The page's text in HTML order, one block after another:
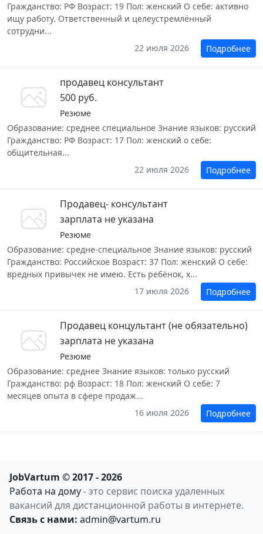
Гражданство: РФ Возраст: 19 Пол: женский О себе: активно
ищу работу. Ответственный и целеустремлённый
сотрудни...
22 июля 2026
Подробнее
продавец консультант
500 руб.
Резюме
Образование: среднее специальное Знание языков: русский
Гражданство: РФ Возраст: 17 Пол: женский о себе:
общительная...
22 июля 2026
Подробнее
Продавец- консультант
зарплата не указана
Резюме
Образование: средне-специальное Знание языков: русский
Гражданство: Российское Возраст: 37 Пол: женский О себе:
вредных привычек не имею. Есть ребёнок, х...
17 июля 2026
Подробнее
Продавец концультант (не обязательно)
зарплата не указана
Резюме
Образование: среднее Знание языков: только русский
Гражданство: рф Возраст: 18 Пол: женский О себе: 7
месяцев опыта в сфере продаж...
16 июля 2026
Подробнее
JobVartum © 2017 - 2026
Работа на дому- это сервис поиска удаленных
вакансий для дистанционной работы в интернете.
Связь с нами: admin@vartum.ru